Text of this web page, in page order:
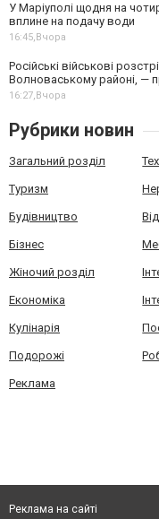
У Маріуполі щодня на
вплине на подачу води
16:45,Вчора
Російські військові
Волноваському районі, —
16:27,Вчора
Рубрики новин
Загальний розділ
Туризм
Будівництво
Бізнес
Жіночий розділ
Економіка
Кулінарія
Подорожі
Реклама
Реклама на сайті